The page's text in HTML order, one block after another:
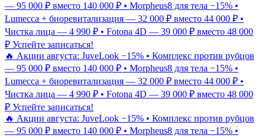
— 95 000 ₽ вместо 140 000 ₽ • Morpheus8 для тела −15% •
Lumecca + биоревитализация — 32 000 ₽ вместо 44 000 ₽ •
Чистка лица — 4 990 ₽ • Fotona 4D — 39 000 ₽ вместо 48 000
₽ Успейте записаться!
🔥 Акции августа: JuveLook −15% • Комплекс против рубцов
— 95 000 ₽ вместо 140 000 ₽ • Morpheus8 для тела −15% •
Lumecca + биоревитализация — 32 000 ₽ вместо 44 000 ₽ •
Чистка лица — 4 990 ₽ • Fotona 4D — 39 000 ₽ вместо 48 000
₽ Успейте записаться!
🔥 Акции августа: JuveLook −15% • Комплекс против рубцов
— 95 000 ₽ вместо 140 000 ₽ • Morpheus8 для тела −15% •